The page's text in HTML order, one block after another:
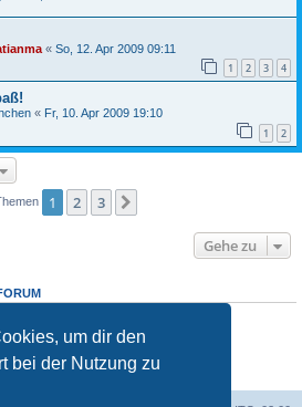
um dir den
bei der Nutzung zu
« So, 12. Apr 2009 09:11
1 2 3 4
« Fr, 10. Apr 2009 19:10
1 2
1 2 3
Gehe zu
in diesem Forum erstellen.
Forumnichtändern.
nicht löschen.